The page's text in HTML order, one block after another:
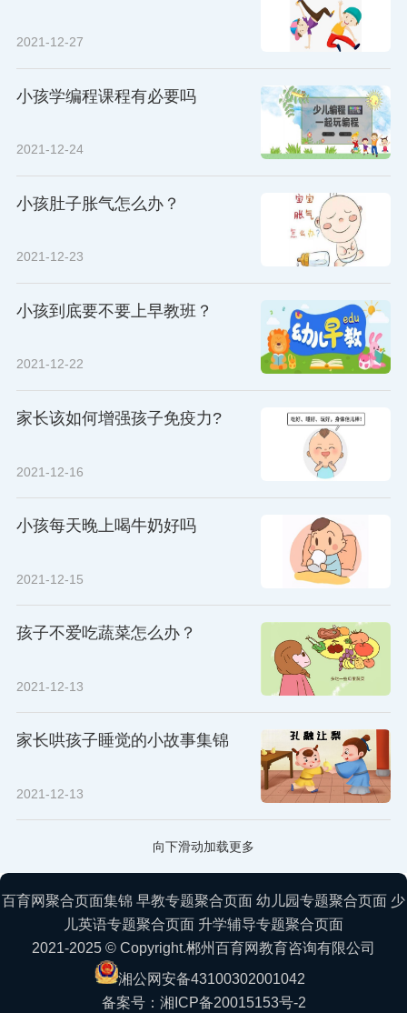
2021-12-27
小孩学编程课程有必要吗
2021-12-24
小孩肚子胀气怎么办？
2021-12-23
小孩到底要不要上早教班？
2021-12-22
家长该如何增强孩子免疫力?
2021-12-16
小孩每天晚上喝牛奶好吗
2021-12-15
孩子不爱吃蔬菜怎么办？
2021-12-13
家长哄孩子睡觉的小故事集锦
2021-12-13
向下滑动加载更多
百育网聚合页面集锦 早教专题聚合页面 幼儿园专题聚合页面 少
儿英语专题聚合页面 升学辅导专题聚合页面
2021-2025 © Copyright.郴州百育网教育咨询有限公司
湘公网安备43100302001042
备案号：湘ICP备20015153号-2